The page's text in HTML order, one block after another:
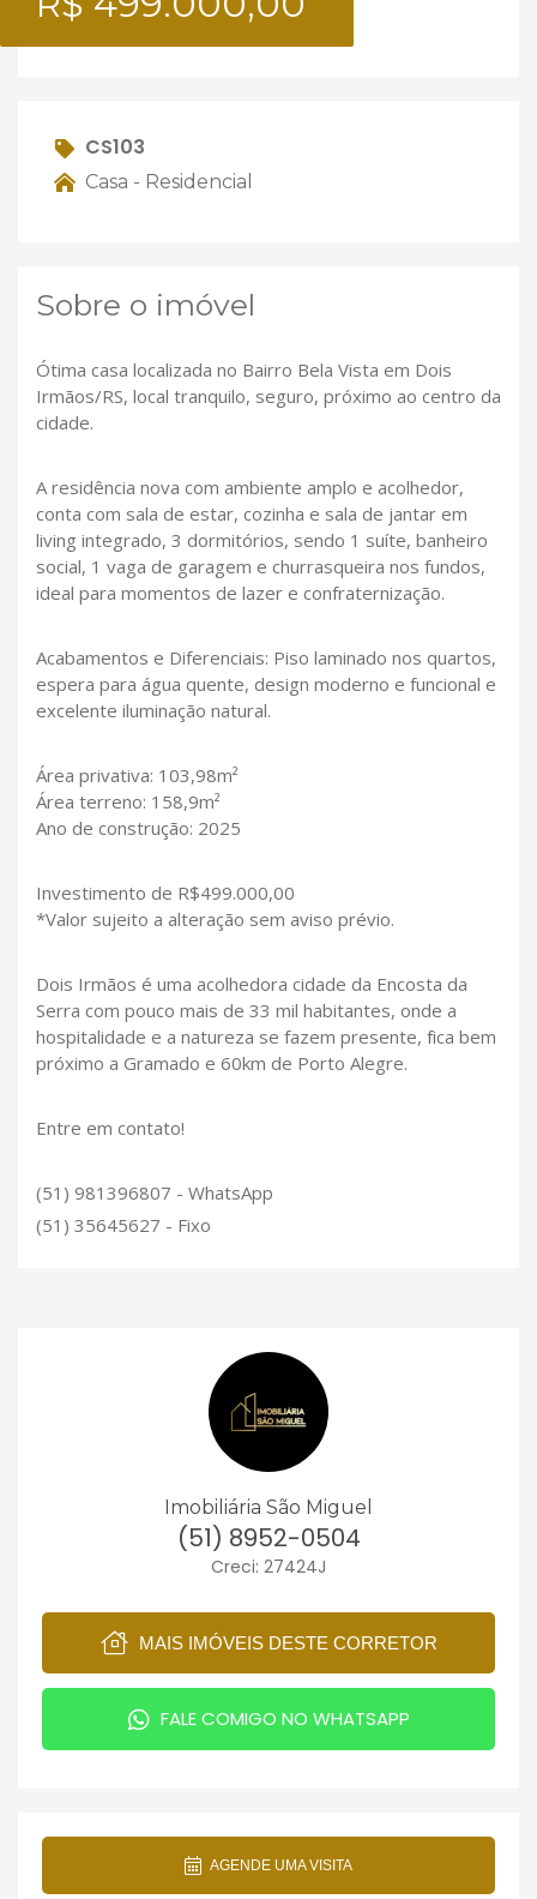
CS103
Casa - Residencial
Sobre o imóvel
Ótima casa localizada no Bairro Bela Vista em Dois
Irmãos/RS, local tranquilo, seguro, próximo ao centro da
cidade.
A residência nova com ambiente amplo e acolhedor,
conta com sala de estar, cozinha e sala de jantar em
living integrado, 3 dormitórios, sendo 1 suíte, banheiro
social, 1 vaga de garagem e churrasqueira nos fundos,
ideal para momentos de lazer e confraternização.
Acabamentos e Diferenciais: Piso laminado nos quartos,
espera para água quente, design moderno e funcional e
excelente iluminação natural.
Área privativa: 103,98m²
Área terreno: 158,9m²
Ano de construção: 2025
Investimento de R$499.000,00
*Valor sujeito a alteração sem aviso prévio.
Dois Irmãos é uma acolhedora cidade da Encosta da
Serra com pouco mais de 33 mil habitantes, onde a
hospitalidade e a natureza se fazem presente, fica bem
próximo a Gramado e 60km de Porto Alegre.
Entre em contato!
(51) 981396807 - WhatsApp
(51) 35645627 - Fixo
Imobiliária São Miguel
(51) 8952-0504
Creci: 27424J
MAIS IMÓVEIS DESTE CORRETOR
FALE COMIGO NO WHATSAPP
AGENDE UMA VISITA